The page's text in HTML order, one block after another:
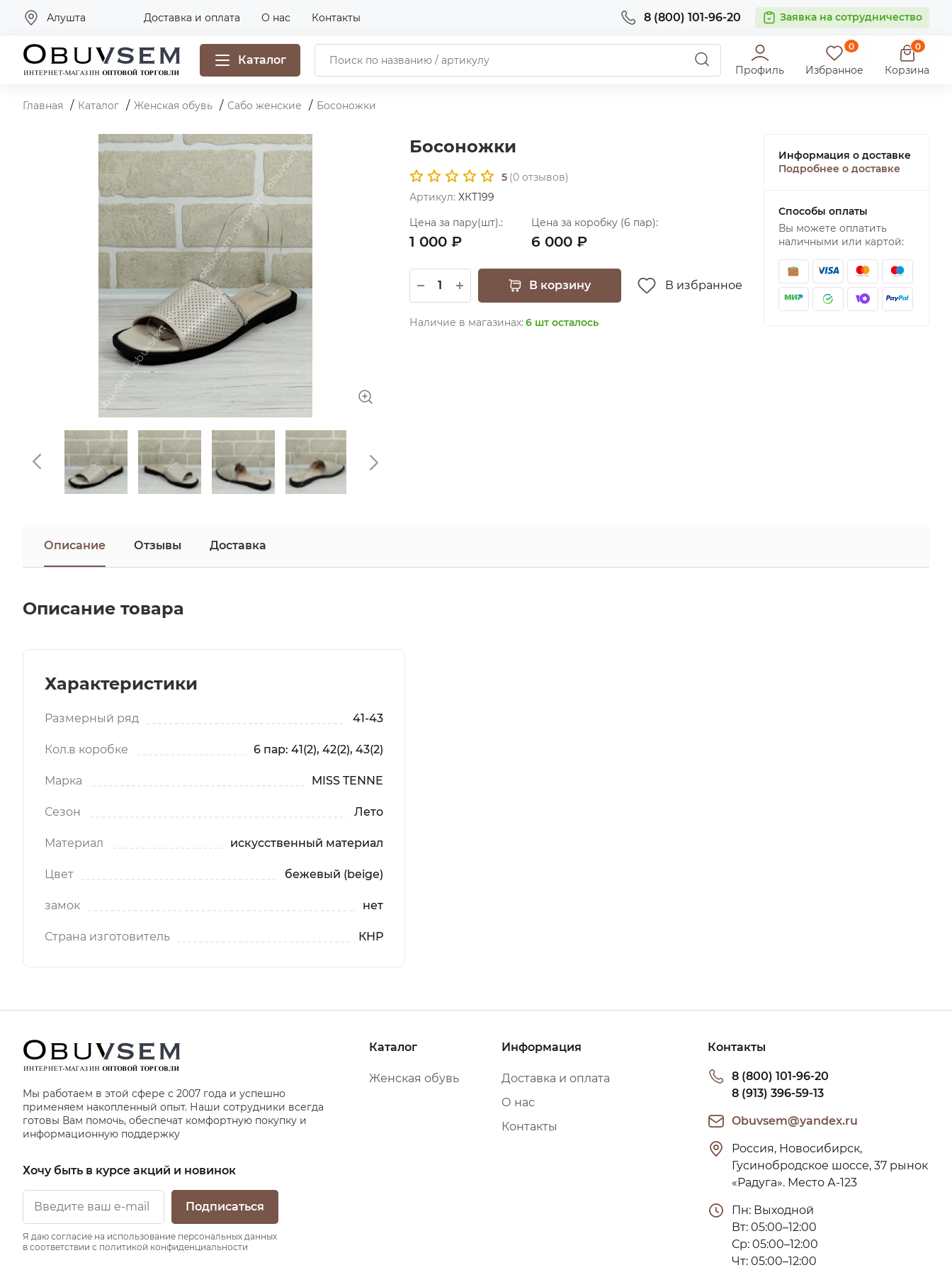
Алушта Доставка и оплата О нас Контакты 8 (800) 101-96-20 Заявка на сотрудничество
Каталог
Профиль
0
Избранное
0
Корзина
Главная Каталог Женская обувь Сабо женские Босоножки
Босоножки
5 (0отзывов)
Артикул: ХКТ199
Цена за пару(шт).:
1 000 ₽
Цена за коробку (6 пар):
6 000 ₽
В корзину В избранное
Наличие в магазинах: 6 шт осталось
Информация о доставке
Подробнее о доставке
Способы оплаты
Вы можете оплатить
наличными или картой:
Описание Отзывы Доставка
Описание товара
Характеристики
Размерный ряд 41-43
Кол.в коробке 6 пар: 41(2), 42(2), 43(2)
Марка MISS TENNE
Сезон Лето
Материал искусственный материал
Цвет бежевый (beige)
замок нет
Страна изготовитель КНР
Мы работаем в этой сфере с 2007 года и успешно
применяем накопленный опыт. Наши сотрудники всегда
готовы Вам помочь, обеспечат комфортную покупку и
информационную поддержку
Хочу быть в курсе акций и новинок
Подписаться
Я даю согласие на использование персональных данных
в соответствии с политикой конфиденциальности
Каталог
Женская обувь
Информация
Доставка и оплата
О нас
Контакты
Контакты
8 (800) 101-96-20
8 (913) 396-59-13
Obuvsem@yandex.ru
Россия, Новосибирск,
Гусинобродское шоссе, 37 рынок
«Радуга». Место А-123
Пн: Выходной
Вт: 05:00–12:00
Ср: 05:00–12:00
Чт: 05:00–12:00